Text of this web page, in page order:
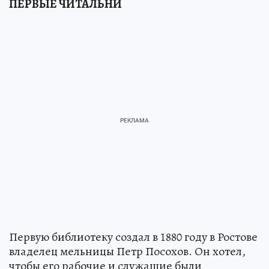
ПЕРВЫЕ ЧИТАЛЬНИ
Первую библиотеку создал в 1880 году в Ростове
владелец мельницы Петр Посохов. Он хотел,
чтобы его рабочие и служащие были